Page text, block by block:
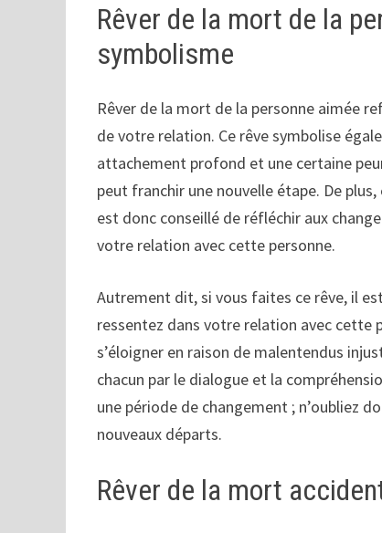
Rêver de la mort de la
symbolisme
Rêver de la mort de la personne aimée
de votre relation. Ce rêve symbolise
attachement profond et une certaine
peut franchir une nouvelle étape. De
est donc conseillé de réfléchir aux
votre relation avec cette personne.
Autrement dit, si vous faites ce rêve, il
ressentez dans votre relation avec cette
s’éloigner en raison de malentendus
chacun par le dialogue et la
une période de changement ; n’oubliez
nouveaux départs.
Rêver de la mort